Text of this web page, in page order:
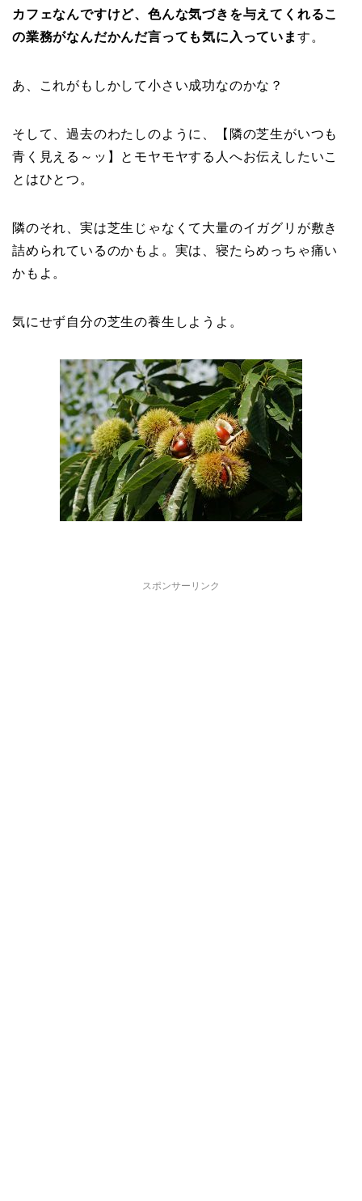
カフェなんですけど、色んな気づきを与えてくれるこ
の業務がなんだかんだ言っても気に入っていま す。
あ、これがもしかして小さい成功なのかな？
そして、過去のわたしのように、【隣の芝生がいつも
青く見える～ッ】とモヤモヤする人へお伝えしたいこ
とはひとつ。
隣のそれ、実は芝生じゃなくて大量のイガグリが敷き
詰められているのかもよ。実は、寝たらめっちゃ痛い
かもよ。
気にせず自分の芝生の養生しようよ。
スポンサーリンク